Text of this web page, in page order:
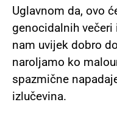
Uglavnom da, ovo
genocidalnih
nam uvijek dobro
naroljamo ko
spazmične
izlučevina.